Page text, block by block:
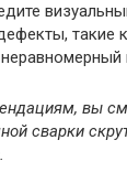
такие
вы
сварки